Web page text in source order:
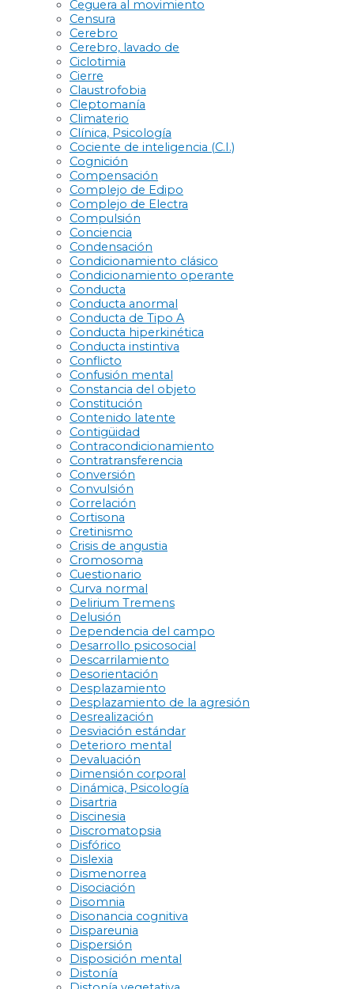
Ceguera al movimiento
Censura
Cerebro
Cerebro, lavado de
Ciclotimia
Cierre
Claustrofobia
Cleptomanía
Climaterio
Clínica, Psicología
Cociente de inteligencia (C.I.)
Cognición
Compensación
Complejo de Edipo
Complejo de Electra
Compulsión
Conciencia
Condensación
Condicionamiento clásico
Condicionamiento operante
Conducta
Conducta anormal
Conducta de Tipo A
Conducta hiperkinética
Conducta instintiva
Conflicto
Confusión mental
Constancia del objeto
Constitución
Contenido latente
Contigüidad
Contracondicionamiento
Contratransferencia
Conversión
Convulsión
Correlación
Cortisona
Cretinismo
Crisis de angustia
Cromosoma
Cuestionario
Curva normal
Delirium Tremens
Delusión
Dependencia del campo
Desarrollo psicosocial
Descarrilamiento
Desorientación
Desplazamiento
Desplazamiento de la agresión
Desrealización
Desviación estándar
Deterioro mental
Devaluación
Dimensión corporal
Dinámica, Psicología
Disartria
Discinesia
Discromatopsia
Disfórico
Dislexia
Dismenorrea
Disociación
Disomnia
Disonancia cognitiva
Dispareunia
Dispersión
Disposición mental
Distonía